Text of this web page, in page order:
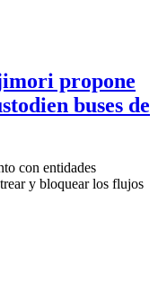
propone
buses de
con entidades
y bloquear los flujos